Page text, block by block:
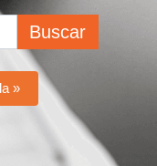
Buscar
»